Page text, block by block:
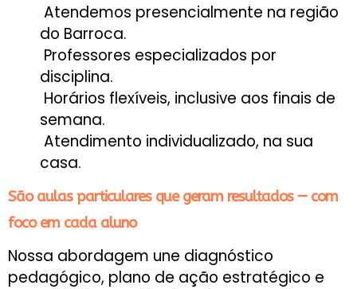
Atendemos presencialmente na região
do Barroca.
Professores especializados por
disciplina.
Horários flexíveis, inclusive aos finais de
semana.
Atendimento individualizado, na sua
casa.
São aulas particulares que geram resultados — com
foco em cada aluno
Nossa abordagem une diagnóstico
pedagógico, plano de ação estratégico e